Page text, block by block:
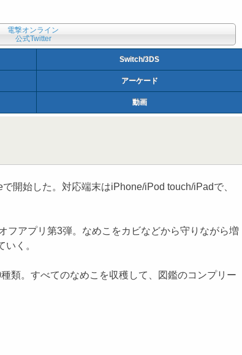
電撃オンライン
公式Twitter
Switch/3DS
アーケード
動画
開始した。対応端末はiPhone/iPod touch/iPadで、
フアプリ第3弾。なめこをカビなどから守りながら増
く。
類。すべてのなめこを収穫して、図鑑のコンプリー